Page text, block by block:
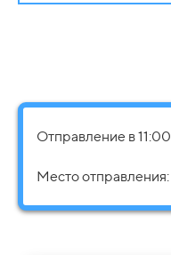
Отправление в 11:00
Место отправления: